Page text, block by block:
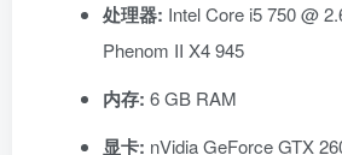
处理器: Intel Core i5 750 @
Phenom II X4 945
内存: 6 GB RAM
显卡: nVidia GeForce GTX